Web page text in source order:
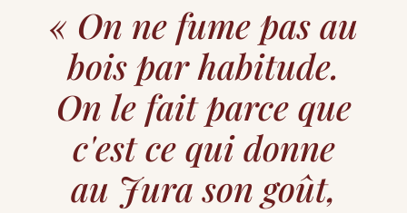
« On ne fume pas au
bois par habitude.
On le fait parce que
c'est ce qui donne
au Jura son goût,